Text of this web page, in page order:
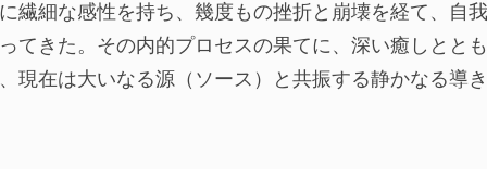
繊細な感性を持ち、幾度もの挫折と崩壊を経て、自
てきた。その内的プロセスの果てに、深い癒しとと
現在は大いなる源（ソース）と共振する静かなる導